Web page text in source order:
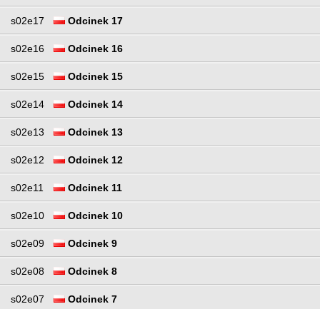
s02e17 Odcinek 17
s02e16 Odcinek 16
s02e15 Odcinek 15
s02e14 Odcinek 14
s02e13 Odcinek 13
s02e12 Odcinek 12
s02e11 Odcinek 11
s02e10 Odcinek 10
s02e09 Odcinek 9
s02e08 Odcinek 8
s02e07 Odcinek 7